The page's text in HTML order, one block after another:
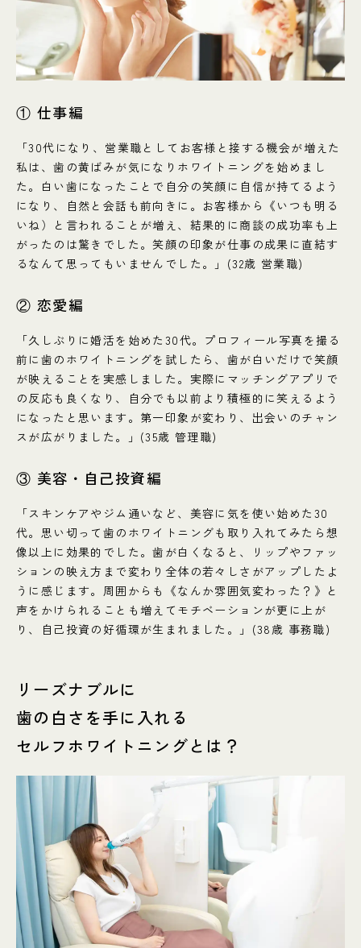
① 仕事編
「30代になり、営業職としてお客様と接する機会が増えた
私は、歯の黄ばみが気になりホワイトニングを始めまし
た。白い歯になったことで自分の笑顔に自信が持てるよう
になり、自然と会話も前向きに。お客様から《いつも明る
いね）と言われることが増え、結果的に商談の成功率も上
がったのは驚きでした。笑顔の印象が仕事の成果に直結す
るなんて思ってもいませんでした。」(32歳 営業職)
② 恋愛編
「久しぶりに婚活を始めた30代。プロフィール写真を撮る
前に歯のホワイトニングを試したら、歯が白いだけで笑顔
が映えることを実感しました。実際にマッチングアプリで
の反応も良くなり、自分でも以前より積極的に笑えるよう
になったと思います。第一印象が変わり、出会いのチャン
スが広がりました。」(35歳 管理職)
③ 美容・自己投資編
「スキンケアやジム通いなど、美容に気を使い始めた30
代。思い切って歯のホワイトニングも取り入れてみたら想
像以上に効果的でした。歯が白くなると、リップやファッ
ションの映え方まで変わり全体の若々しさがアップしたよ
うに感じます。周囲からも《なんか雰囲気変わった？》と
声をかけられることも増えてモチベーションが更に上が
り、自己投資の好循環が生まれました。」(38歳 事務職)
リーズナブルに
歯の白さを手に入れる
セルフホワイトニングとは？